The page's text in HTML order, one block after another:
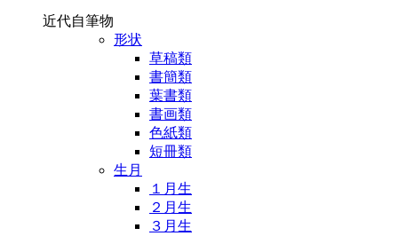
近代自筆物
形状
草稿類
書簡類
葉書類
書画類
色紙類
短冊類
生月
１月生
２月生
３月生